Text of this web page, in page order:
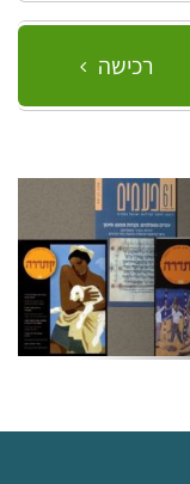
רכישה